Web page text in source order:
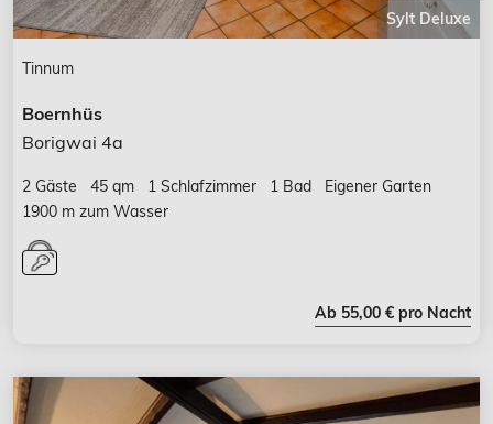
Sylt Deluxe
Tinnum
Boernhüs
Borigwai 4a
2 Gäste 45 qm 1 Schlafzimmer 1 Bad
Eigener Garten
1900 m zum Wasser
Ab 55,00 € pro Nacht